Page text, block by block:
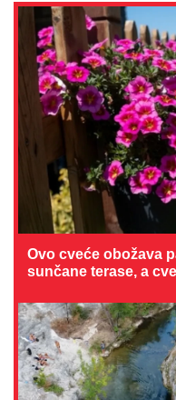
Ovo cveće obožava
sunčane terase, a